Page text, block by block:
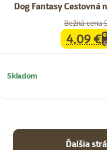
Dog Fantasy Cestovná
Bežná cena
family
4,09 €
Skladom
Ďalšia